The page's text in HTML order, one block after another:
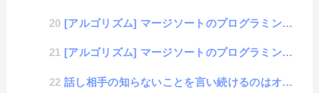
[アルゴリズム] マージソートのプログラミング（JavaScript編）
[アルゴリズム] マージソートのプログラミング（解説）
話し相手の知らないことを言い続けるのはオタク